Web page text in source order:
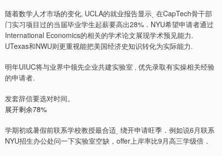
随着数学人才市场的变化‚ UCLA的就业报告显示͵ 在CapTech骨干部
门实习项目过的当届毕业学生起薪要高出28%．NYU希望申请者通过
International Economics的相关的学术论文展现学术预见能力.
UTexas和NWU则更重视能把美国经济史知识转化为实际能力.
明年UIUC将与业界中领先企业共建实验室 ‚ 优先录取有实操相关经验
的申请者.
发套辞信要选对时间。
展开剩余78%
学期初或暑假前联系学校教授最合适͵ 绕开申请旺季．例如说6月联系
NYU招生办公处问一下实验室空缺，offer上岸率比9月高三学级倍．